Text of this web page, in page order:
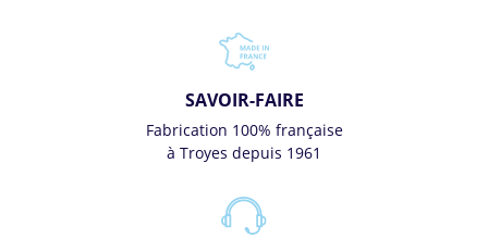
SAVOIR-FAIRE
Fabrication 100% française
à Troyes depuis 1961